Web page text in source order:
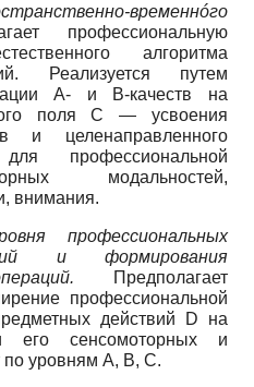
временнóго
профессиональную
алгоритма
Реализуется путем
А- и В-качеств на
поля С — усвоения
и целенаправленного
профессиональной
модальностей,
внимания.
профессиональных
и формирования
Предполагает
профессиональной
действий D на
его сенсомоторных и
по уровням А, В, С.